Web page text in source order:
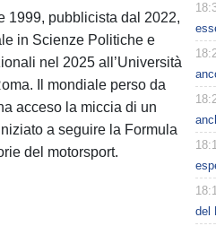
1999, pubblicista dal 2022,
in Scienze Politiche e
nel 2025 all’Università
Il mondiale perso da
acceso la miccia di un
a seguire la Formula
del motorsport.
del